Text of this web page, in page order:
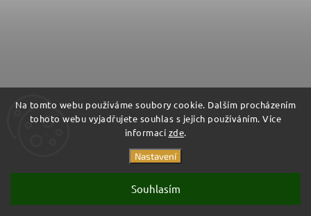
Na tomto webu používáme soubory cookie. Dalším procházením
tohoto webu vyjadřujete souhlas s jejich používáním. Více
informací zde.
Nastavení
Souhlasím
Shoptet| Design